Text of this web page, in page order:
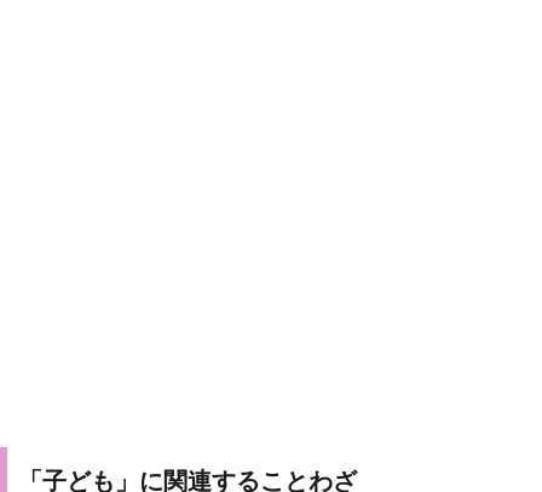
「子ども」に関連することわざ